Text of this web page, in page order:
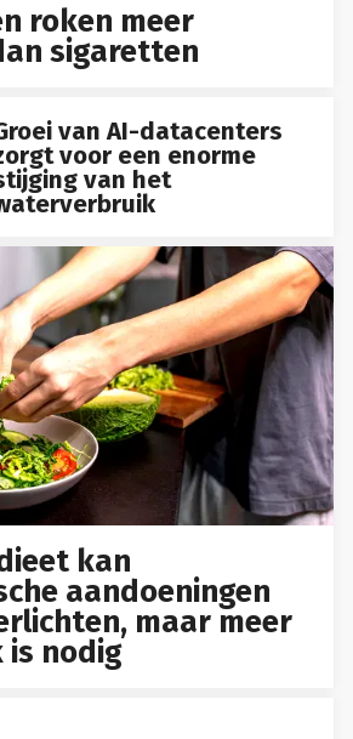
roken meer
sigaretten
van AI-datacenters
voor een enorme
van het
kan
aandoeningen
maar meer
is nodig